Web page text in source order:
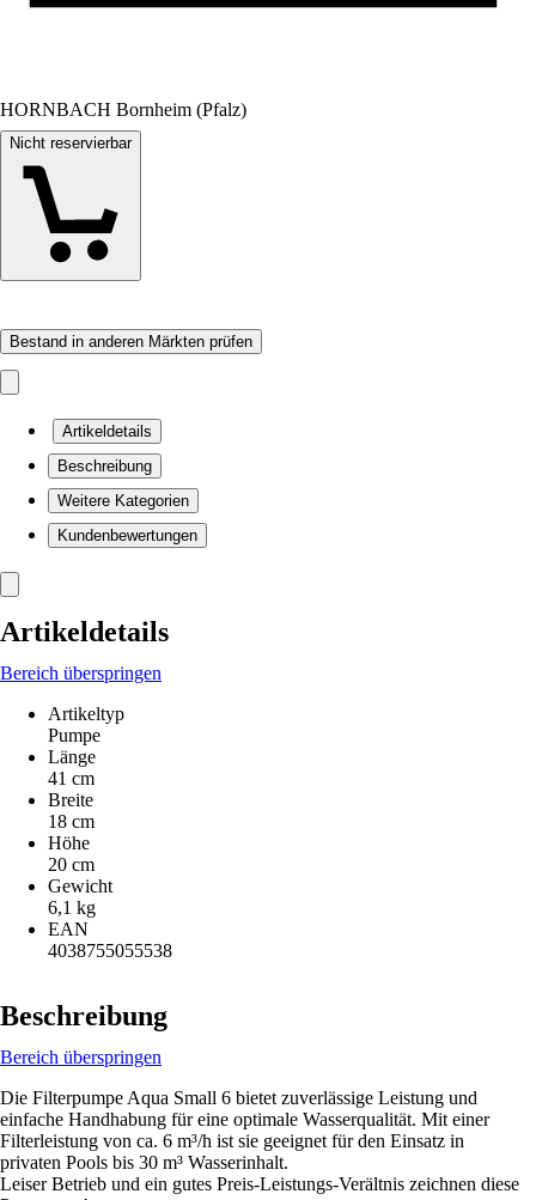
HORNBACH Bornheim (Pfalz)
Nicht reservierbar
Bestand in anderen Märkten prüfen
Artikeldetails
Beschreibung
Weitere Kategorien
Kundenbewertungen
Artikeldetails
Bereich überspringen
Artikeltyp
Pumpe
Länge
41 cm
Breite
18 cm
Höhe
20 cm
Gewicht
6,1 kg
EAN
4038755055538
Beschreibung
Bereich überspringen
Die Filterpumpe Aqua Small 6 bietet zuverlässige Leistung und
einfache Handhabung für eine optimale Wasserqualität. Mit einer
Filterleistung von ca. 6 m³/h ist sie geeignet für den Einsatz in
privaten Pools bis 30 m³ Wasserinhalt.
Leiser Betrieb und ein gutes Preis-Leistungs-Verältnis zeichnen diese